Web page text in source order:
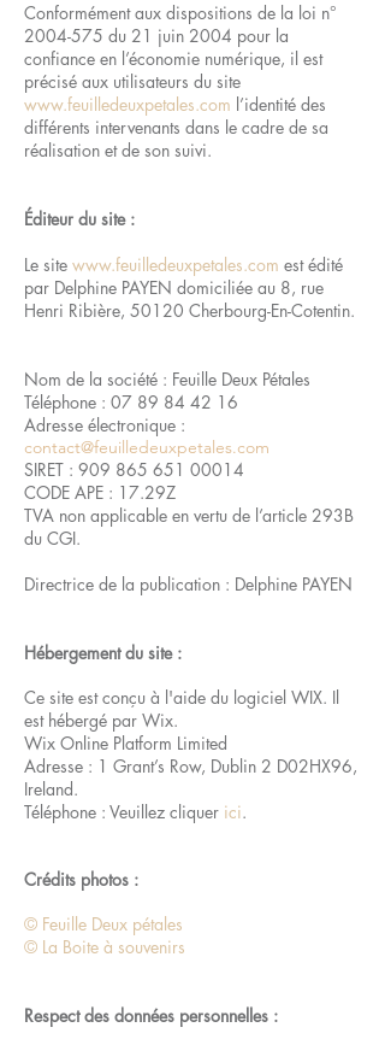
​Conformément aux dispositions de la loi n°
2004-575 du 21 juin 2004 pour la
confiance en l’économie numérique, il est
précisé aux utilisateurs du site
www.feuilledeuxpetales.com l’identité des
différents intervenants dans le cadre de sa
réalisation et de son suivi.
Éditeur du site :
Le site www.feuilledeuxpetales.com est édité
par Delphine PAYEN domiciliée au 8, rue
Henri Ribière, 50120 Cherbourg-En-Cotentin.
Nom de la société : Feuille Deux Pétales
Téléphone : 07 89 84 42 16
Adresse électronique :
contact@feuilledeuxpetales.com
SIRET : 909 865 651 00014
CODE APE : 17.29Z
TVA non applicable en vertu de l’article 293B
du CGI.
Directrice de la publication : Delphine PAYEN
Hébergement du site :
Ce site est conçu à l'aide du logiciel WIX. Il
est hébergé par Wix.
Wix Online Platform Limited
Adresse : 1 Grant’s Row, Dublin 2 D02HX96,
Ireland.
Téléphone : Veuillez cliquer ici.
Crédits photos :
© Feuille Deux pétales
© La Boite à souvenirs
Respect des données personnelles :